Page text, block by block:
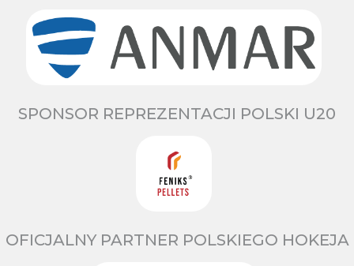
SPONSOR REPREZENTACJI POLSKI U20
OFICJALNY PARTNER POLSKIEGO HOKEJA